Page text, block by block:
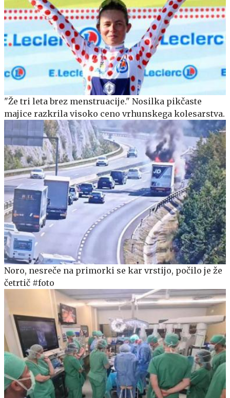
"Že tri leta brez menstruacije." Nosilka pikčaste
majice razkrila visoko ceno vrhunskega kolesarstva.
Noro, nesreče na primorki se kar vrstijo, počilo je že
četrtič #foto